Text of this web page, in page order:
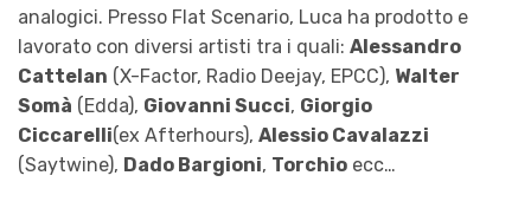
analogici. Presso Flat Scenario, Luca ha prodotto e
lavorato con diversi artisti tra i quali: Alessandro
Cattelan (X-Factor, Radio Deejay, EPCC), Walter
Somà (Edda), Giovanni Succi, Giorgio
Ciccarelli(ex Afterhours), Alessio Cavalazzi
(Saytwine), Dado Bargioni, Torchio ecc…